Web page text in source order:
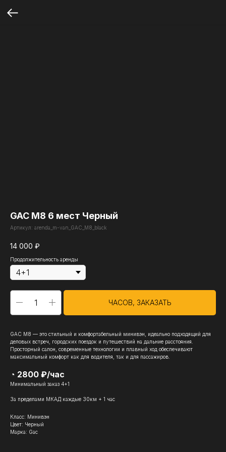
GAC M8 6 мест Черный
Артикул: arenda_m-van_GAC_M8_black
14 000 ₽
Продолжительность аренды
ЧАСОВ, ЗАКАЗАТЬ
GAC M8 — это стильный и комфортабельный минивэн, идеально подходящий для
деловых встреч, городских поездок и путешествий на дальние расстояния.
Просторный салон, современные технологии и плавный ход обеспечивают
максимальный комфорт как для водителя, так и для пассажиров.
◔ 2800 ₽/час
Минимальный заказ 4+1
За пределами МКАД каждые 30км + 1 час
Класс: Минивэн
Цвет: Черный
Марка: Gac